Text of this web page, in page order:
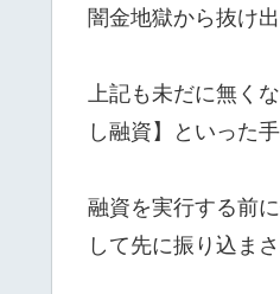
闇金地獄から抜け
上記も未だに無く
し融資】といった
融資を実行する前
して先に振り込ま